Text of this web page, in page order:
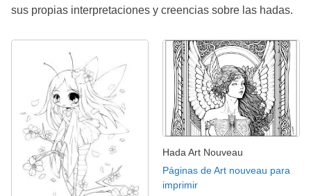
sus propias interpretaciones y creencias sobre las hadas.
Hada Art Nouveau
Páginas de Art nouveau para
imprimir